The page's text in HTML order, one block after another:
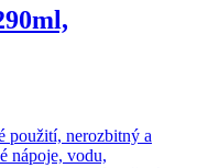
použití, nerozbitný a
nápoje, vodu,